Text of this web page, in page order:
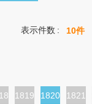
表示件数 10件
ペ
1819
カ
1820
ペ
1821